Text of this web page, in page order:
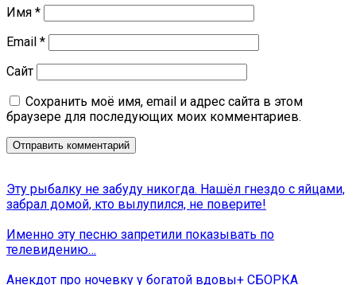
Имя *
Email *
Сайт
Сохранить моё имя, email и адрес сайта в этом
браузере для последующих моих комментариев.
Эту рыбалку не забуду никогда. Нашёл гнездо с яйцами,
забрал домой, кто вылупился, не поверите!
Именно эту песню запретили показывать по
телевидению…
Анекдот про ночевку у богатой вдовы+ СБОРКА